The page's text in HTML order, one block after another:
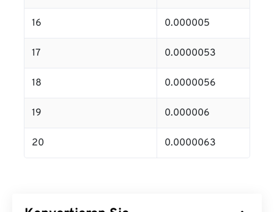
16 0.000005
17 0.0000053
18 0.0000056
19 0.000006
20 0.0000063